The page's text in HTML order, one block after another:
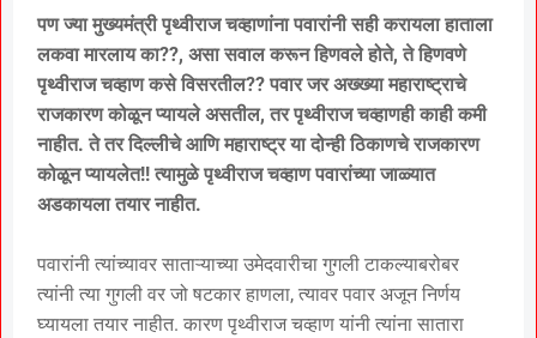
पण ज्या मुख्यमंत्री पृथ्वीराज चव्हाणांना पवारांनी सही करायला हाताला
लकवा मारलाय का??, असा सवाल करून हिणवले होते, ते हिणवणे
पृथ्वीराज चव्हाण कसे विसरतील?? पवार जर अख्ख्या महाराष्ट्राचे
राजकारण कोळून प्यायले असतील, तर पृथ्वीराज चव्हाणही काही कमी
नाहीत. ते तर दिल्लीचे आणि महाराष्ट्र या दोन्ही ठिकाणचे राजकारण
कोळून प्यायलेत!! त्यामुळे पृथ्वीराज चव्हाण पवारांच्या जाळ्यात
अडकायला तयार नाहीत.
पवारांनी त्यांच्यावर साताऱ्याच्या उमेदवारीचा गुगली टाकल्याबरोबर
त्यांनी त्या गुगली वर जो षटकार हाणला, त्यावर पवार अजून निर्णय
घ्यायला तयार नाहीत. कारण पृथ्वीराज चव्हाण यांनी त्यांना सातारा